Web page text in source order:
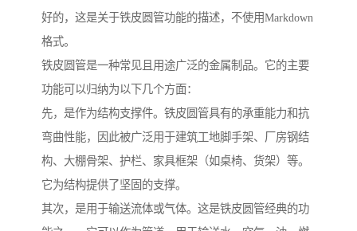
好的，这是关于铁皮圆管功能的描述，不使用Markdown
格式。
铁皮圆管是一种常见且用途广泛的金属制品。它的主要
功能可以归纳为以下几个方面：
先，是作为结构支撑件。铁皮圆管具有的承重能力和抗
弯曲性能，因此被广泛用于建筑工地脚手架、厂房钢结
构、大棚骨架、护栏、家具框架（如桌椅、货架）等。
它为结构提供了坚固的支撑。
其次，是用于输送流体或气体。这是铁皮圆管经典的功